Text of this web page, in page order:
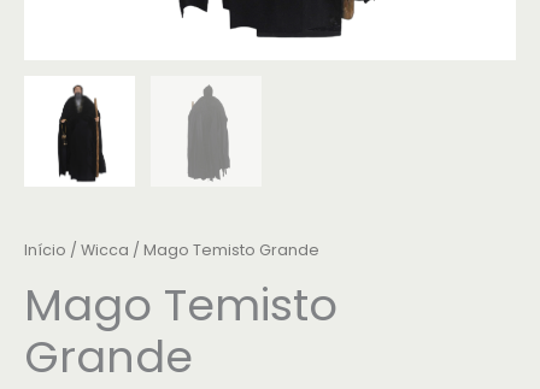
Início / Wicca / Mago Temisto Grande
Mago Temisto
Grande